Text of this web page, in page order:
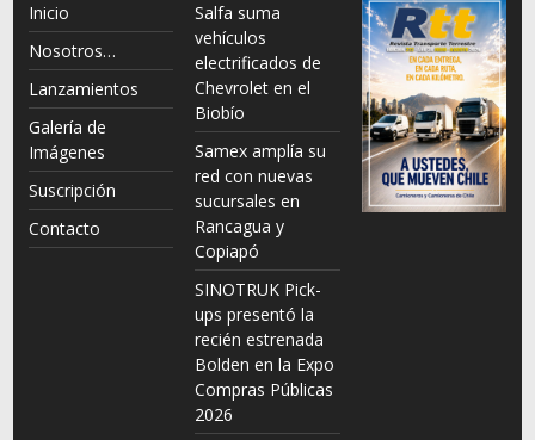
Inicio
Nosotros…
Lanzamientos
Galería de
Imágenes
Suscripción
Contacto
Salfa suma
vehículos
electrificados de
Chevrolet en el
Biobío
Samex amplía su
red con nuevas
sucursales en
Rancagua y
Copiapó
SINOTRUK Pick-
ups presentó la
recién estrenada
Bolden en la Expo
Compras Públicas
2026